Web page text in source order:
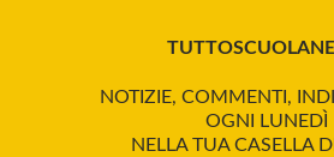
NOTIZIE, COMMENTI,
OGNI LUNEDÌ
NELLA TUA CASELLA